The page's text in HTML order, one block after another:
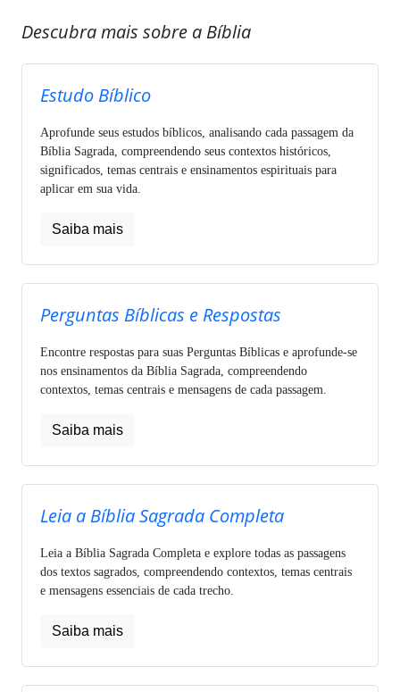
Descubra mais sobre a Bíblia
Estudo Bíblico
Aprofunde seus estudos bíblicos, analisando cada passagem da
Bíblia Sagrada, compreendendo seus contextos históricos,
significados, temas centrais e ensinamentos espirituais para
aplicar em sua vida.
Saiba mais
Perguntas Bíblicas e Respostas
Encontre respostas para suas Perguntas Bíblicas e aprofunde-se
nos ensinamentos da Bíblia Sagrada, compreendendo
contextos, temas centrais e mensagens de cada passagem.
Saiba mais
Leia a Bíblia Sagrada Completa
Leia a Bíblia Sagrada Completa e explore todas as passagens
dos textos sagrados, compreendendo contextos, temas centrais
e mensagens essenciais de cada trecho.
Saiba mais